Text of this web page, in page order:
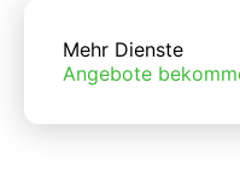
Mehr Dienste
Angebote